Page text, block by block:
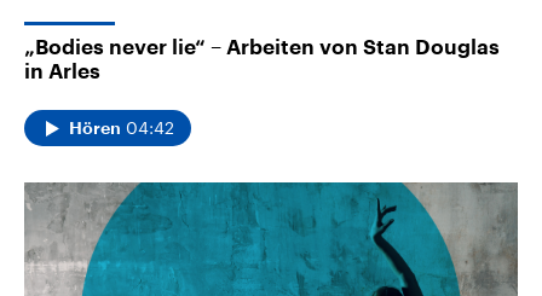
„Bodies never lie“ – Arbeiten von Stan Douglas
in Arles
Hören 04:42